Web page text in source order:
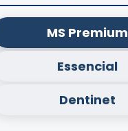
MS Premium
Essencial
Dentinet